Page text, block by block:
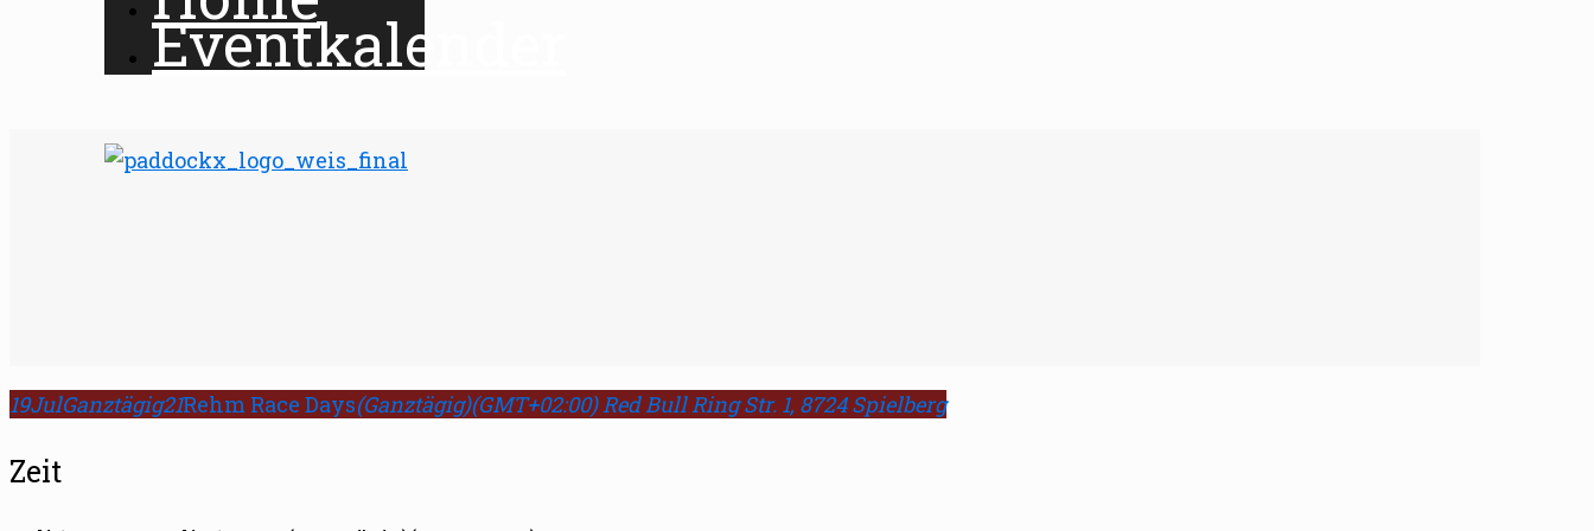
Eventkalender
19JulGanztägig21Rehm Race Days(Ganztägig)(GMT+02:00)Red Bull Ring Str. 1, 8724 Spielberg
Zeit